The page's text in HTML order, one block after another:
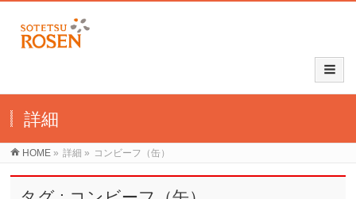
詳細
HOME » 詳細 » コンビーフ（缶）